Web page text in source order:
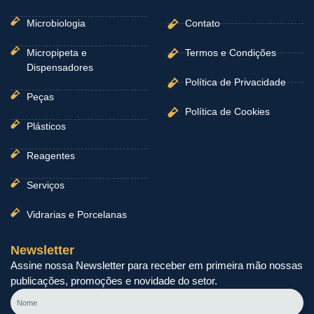
Microbiologia
Micropipeta e
Dispensadores
Peças
Plásticos
Reagentes
Serviços
Vidrarias e Porcelanas
Contato
Termos e Condições
Política de Privacidade
Política de Cookies
Newsletter
Assine nossa Newsletter para receber em primeira mão nossas
publicações, promoções e novidade do setor.
Nome